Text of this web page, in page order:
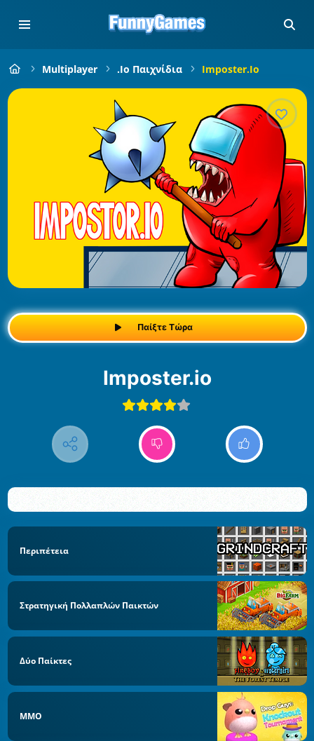
Multiplayer .io Παιχνίδια Imposter.io
Παίξτε Τώρα
Imposter.io
Περιπέτεια
Στρατηγική Πολλαπλών Παικτών
Δύο Παίκτες
MMO